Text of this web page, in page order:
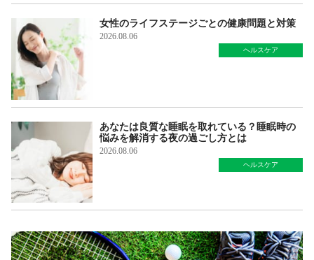
女性のライフステージごとの健康問題と対策
2026.08.06
ヘルスケア
あなたは良質な睡眠を取れている？睡眠時の
悩みを解消する夜の過ごし方とは
2026.08.06
ヘルスケア